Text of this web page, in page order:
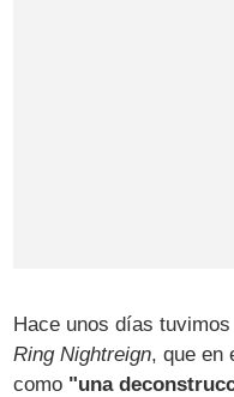
Hace unos días
Ring Nightreign, que en
como "una